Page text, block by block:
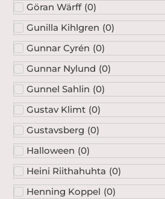
Göran Wärff (0)
Gunilla Kihlgren (0)
Gunnar Cyrén (0)
Gunnar Nylund (0)
Gunnel Sahlin (0)
Gustav Klimt (0)
Gustavsberg (0)
Halloween (0)
Heini Riithahuhta (0)
Henning Koppel (0)